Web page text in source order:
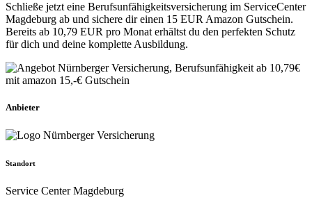
Schließe jetzt eine Berufsunfähigkeitsversicherung im ServiceCenter
Magdeburg ab und sichere dir einen 15 EUR Amazon Gutschein.
Bereits ab 10,79 EUR pro Monat erhältst du den perfekten Schutz
für dich und deine komplette Ausbildung.
Anbieter
Standort
Service Center Magdeburg